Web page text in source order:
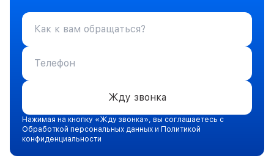
Жду звонка
Нажимая на кнопку «Жду звонка», вы соглашаетесь с
Обработкой персональных данных и Политикой
конфиденциальности